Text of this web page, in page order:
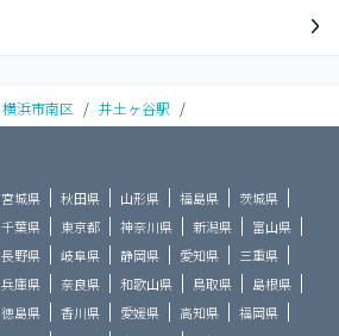
横浜市南区 / 井土ヶ谷駅 /
宮城県 秋田県 山形県 福島県
茨城県
千葉県 東京都 神奈川県 新潟県
富山県
長野県 岐阜県 静岡県 愛知県
三重県
兵庫県 奈良県 和歌山県 鳥取県
島根県
徳島県 香川県 愛媛県 高知県
福岡県